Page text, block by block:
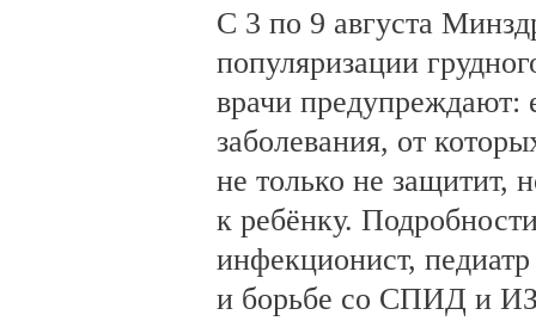
С 3 по 9 августа
популяризации
врачи предупреждают:
заболевания, от
не только не защитит,
к ребёнку.
инфекционист,
и борьбе со СПИД и